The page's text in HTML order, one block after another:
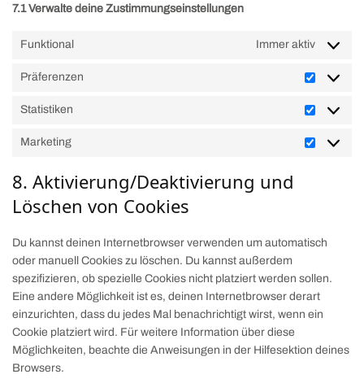
7.1 Verwalte deine Zustimmungseinstellungen
Funktional Immer aktiv
Präferenzen
Statistiken
Marketing
8. Aktivierung/Deaktivierung und
Löschen von Cookies
Du kannst deinen Internetbrowser verwenden um automatisch
oder manuell Cookies zu löschen. Du kannst außerdem
spezifizieren, ob spezielle Cookies nicht platziert werden sollen.
Eine andere Möglichkeit ist es, deinen Internetbrowser derart
einzurichten, dass du jedes Mal benachrichtigt wirst, wenn ein
Cookie platziert wird. Für weitere Information über diese
Möglichkeiten, beachte die Anweisungen in der Hilfesektion deines
Browsers.